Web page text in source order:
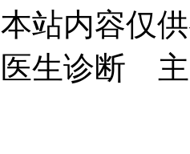
站内容仅
生诊断